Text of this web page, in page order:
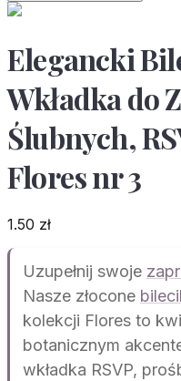
Elegancki
Wkładka do
Ślubnych,
Flores nr 3
1.50 zł
Uzupełnij swoje
Nasze złocone
kolekcji Flores to
botanicznym
wkładka RSVP,